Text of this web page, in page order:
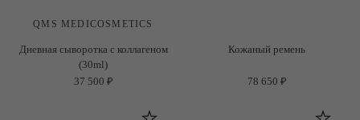
QMS MEDICOSMETICS
Дневная сыворотка с коллагеном
(30ml)
37 500 ₽
Кожаный ремень
78 650 ₽